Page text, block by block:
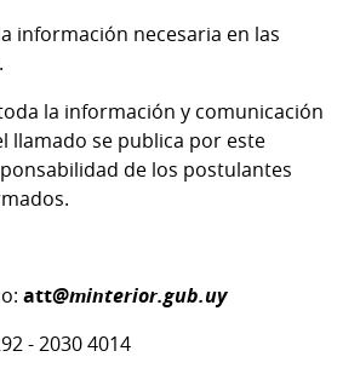
información necesaria en las
.
la información y comunicación
llamado se publica por este
de los postulantes
att@minterior.gub.uy
- 2030 4014